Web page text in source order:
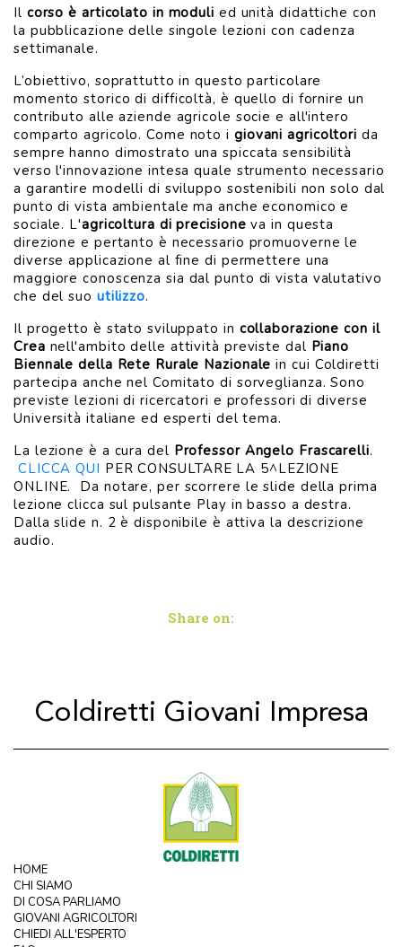
Il corso è articolato in moduli ed unità didattiche con
la pubblicazione delle singole lezioni con cadenza
settimanale.
L’obiettivo, soprattutto in questo particolare
momento storico di difficoltà, è quello di fornire un
contributo alle aziende agricole socie e all'intero
comparto agricolo. Come noto i giovani agricoltori da
sempre hanno dimostrato una spiccata sensibilità
verso l'innovazione intesa quale strumento necessario
a garantire modelli di sviluppo sostenibili non solo dal
punto di vista ambientale ma anche economico e
sociale. L'agricoltura di precisione va in questa
direzione e pertanto è necessario promuoverne le
diverse applicazione al fine di permettere una
maggiore conoscenza sia dal punto di vista valutativo
che del suo utilizzo.
Il progetto è stato sviluppato in collaborazione con il
Crea nell'ambito delle attività previste dal Piano
Biennale della Rete Rurale Nazionale in cui Coldiretti
partecipa anche nel Comitato di sorveglianza. Sono
previste lezioni di ricercatori e professori di diverse
Università italiane ed esperti del tema.
La lezione è a cura del Professor Angelo Frascarelli.
CLICCA QUI PER CONSULTARE LA 5^LEZIONE
ONLINE. Da notare, per scorrere le slide della prima
lezione clicca sul pulsante Play in basso a destra.
Dalla slide n. 2 è disponibile è attiva la descrizione
audio.
Share on:
Coldiretti Giovani Impresa
HOME
CHI SIAMO
DI COSA PARLIAMO
GIOVANI AGRICOLTORI
CHIEDI ALL'ESPERTO